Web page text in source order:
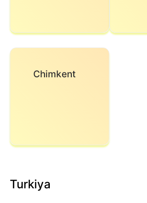
Chimkent
Turkiya